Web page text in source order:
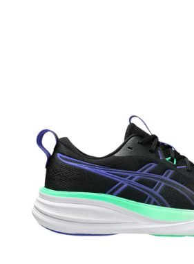
Para Canarias,
Ceuta y Melilla
populares
Bono